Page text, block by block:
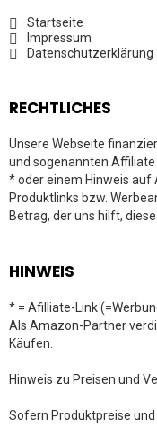
Startseite
Impressum
Datenschutzerklärung
RECHTLICHES
Unsere Webseite
und sogenannten
* oder einem Hinweis auf
Produktlinks bzw.
Betrag, der uns hilft,
HINWEIS
* = Afilliate-Link
Als Amazon-Partner
Käufen.
Hinweis zu Preisen und
Sofern Produktpreise